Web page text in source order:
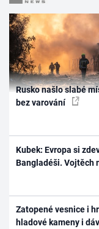
Rusko našlo slabé
bez varování
Kubek: Evropa si
Bangladéši. Vojtěch
Zatopené vesnice i
hladové kameny i